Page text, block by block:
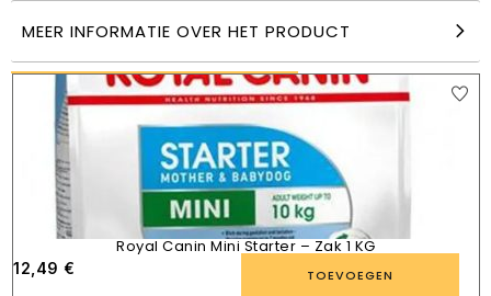
MEER INFORMATIE OVER HET PRODUCT
VERGELIJKBARE PRODUCTEN
Royal Canin Mini Starter – Zak 1 KG
12,49 € TOEVOEGEN